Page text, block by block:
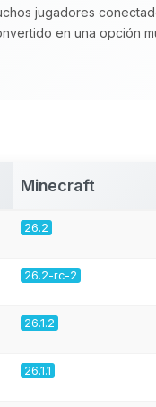
jugadores
en una opción
Minecraft
26.2
26.2-rc-2
26.1.2
26.1.1